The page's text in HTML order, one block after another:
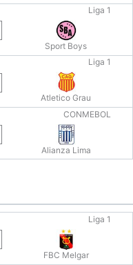
Liga 1
Sport Boys
Liga 1
Atletico Grau
CONMEBOL
Alianza Lima
Liga 1
FBC Melgar